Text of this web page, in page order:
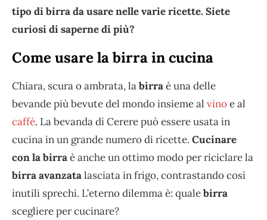
tipo di birra da usare nelle varie ricette. Siete
curiosi di saperne di più?
Come usare la birra in cucina
Chiara, scura o ambrata, labirraè una delle
bevande più bevute del mondo insieme al vinoe al
caffè. La bevanda di Cerere può essere usata in
cucina in un grande numero di ricette. Cucinare
con la birraè anche un ottimo modo per riciclare la
birra avanzatalasciata in frigo, contrastando così
inutili sprechi. L’eterno dilemma è: qualebirra
scegliere per cucinare?